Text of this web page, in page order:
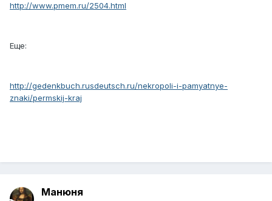
http://www.pmem.ru/2504.html
Еще:
http://gedenkbuch.rusdeutsch.ru/nekropoli-i-pamyatnye-
znaki/permskij-kraj
Манюня